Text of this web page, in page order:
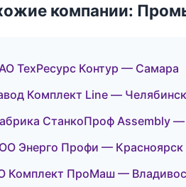
компании:
ТехРесурс Контур — Самара
Комплект Line — Челябинск
СтанкоПроф Assembly
Энерго Профи — Красноярск
Комплект ПроМаш —